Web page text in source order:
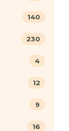
140
230
4
12
9
16